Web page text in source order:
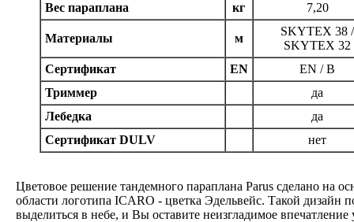
Вес параплана
кг 7,20
Материалы м
SKYTEX 38 /
SKYTEX 32
Сертификат
EN
EN / B
Триммер
да
Лебедка
да
Сертификат DULV
нет
Цветовое решение тандемного параплана Parus сделано на
области логотипа ICARO - цветка Эдельвейс. Такой дизайн
выделиться в небе, и Вы оставите неизгладимое